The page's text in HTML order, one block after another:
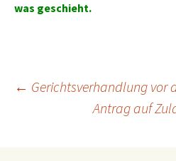
was geschieht.
Beitrags-
← Gerichtsverhandlung vor
Antrag auf